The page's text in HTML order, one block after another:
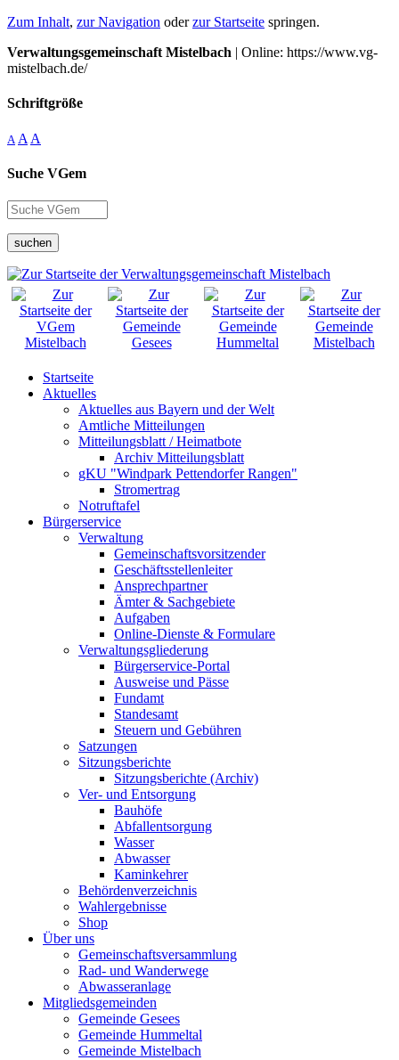
Zum Inhalt, zur Navigation oderzur Startseite springen.
Verwaltungsgemeinschaft Mistelbach | Online: https://www.vg-
mistelbach.de/
Schriftgröße
A A A
Suche VGem
suchen
Startseite
Aktuelles
Aktuelles aus Bayern und der Welt
Amtliche Mitteilungen
Mitteilungsblatt / Heimatbote
Archiv Mitteilungsblatt
gKU "Windpark Pettendorfer Rangen"
Stromertrag
Notruftafel
Bürgerservice
Verwaltung
Gemeinschaftsvorsitzender
Geschäftsstellenleiter
Ansprechpartner
Ämter & Sachgebiete
Aufgaben
Online-Dienste & Formulare
Verwaltungsgliederung
Bürgerservice-Portal
Ausweise und Pässe
Fundamt
Standesamt
Steuern und Gebühren
Satzungen
Sitzungsberichte
Sitzungsberichte (Archiv)
Ver- und Entsorgung
Bauhöfe
Abfallentsorgung
Wasser
Abwasser
Kaminkehrer
Behördenverzeichnis
Wahlergebnisse
Shop
Über uns
Gemeinschaftsversammlung
Rad- und Wanderwege
Abwasseranlage
Mitgliedsgemeinden
Gemeinde Gesees
Gemeinde Hummeltal
Gemeinde Mistelbach